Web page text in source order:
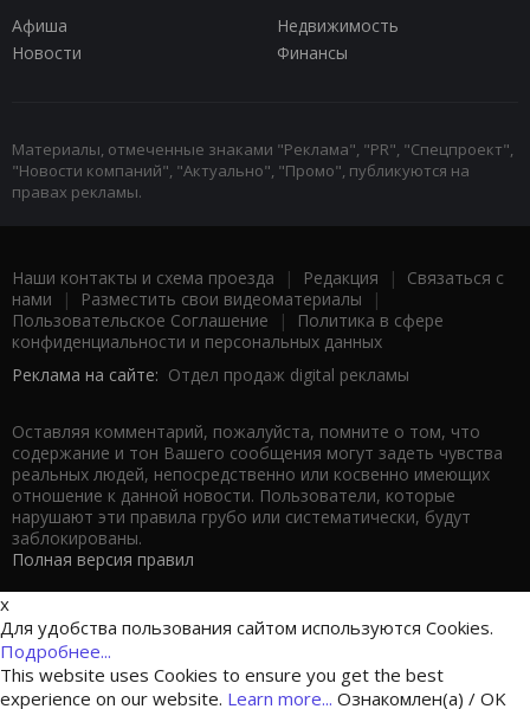
Афиша
Недвижимость
Новости
Финансы
Материалы, отмеченные знаками "Реклама", "PR", "Спецпроект",
"Новости компаний", "Актуально", "Промо", публикуются на
правах рекламы.
Наши контакты и схема проезда | Редакция | Связаться с
нами | Разместить свои видеоматериалы |
Пользовательское Соглашение |
Политика в сфере
конфиденциальности и персональных данных
Реклама на сайте: Отдел продаж digital рекламы
Оставляя комментарий, пожалуйста, помните о том, что
содержание и тон Вашего сообщения могут задеть чувства
реальных людей, непосредственно или косвенно имеющих
отношение к данной новости. Пользователи, которые
нарушают эти правила грубо или систематически, будут
заблокированы.
Полная версия правил
x
Для удобства пользования сайтом используются Cookies.
Подробнее...
This website uses Cookies to ensure you get the best
experience on our website. Learn more... Ознакомлен(а) / OK